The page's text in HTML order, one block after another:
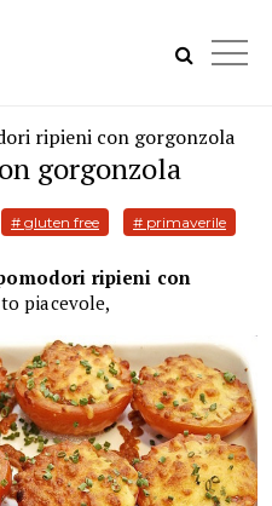
ripieni con gorgonzola
gorgonzola
# gluten free # primaverile
ripieni con
piacevole,